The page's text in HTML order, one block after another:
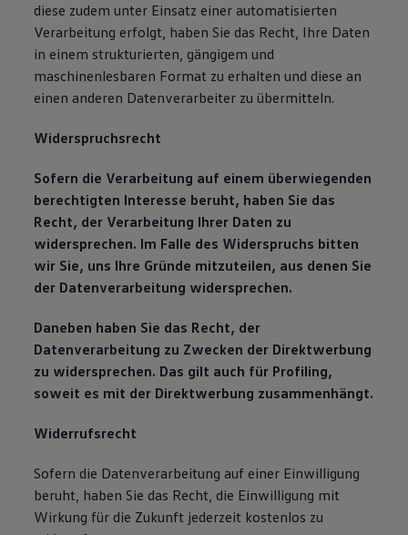
diese zudem unter Einsatz einer automatisierten
Verarbeitung erfolgt, haben Sie das Recht, Ihre Daten
in einem strukturierten, gängigem und
maschinenlesbaren Format zu erhalten und diese an
einen anderen Datenverarbeiter zu übermitteln.
Widerspruchsrecht
Sofern die Verarbeitung auf einem überwiegenden
berechtigten Interesse beruht, haben Sie das
Recht, der Verarbeitung Ihrer Daten zu
widersprechen. Im Falle des Widerspruchs bitten
wir Sie, uns Ihre Gründe mitzuteilen, aus denen Sie
der Datenverarbeitung widersprechen.
Daneben haben Sie das Recht, der
Datenverarbeitung zu Zwecken der Direktwerbung
zu widersprechen. Das gilt auch für Profiling,
soweit es mit der Direktwerbung zusammenhängt.
Widerrufsrecht
Sofern die Datenverarbeitung auf einer Einwilligung
beruht, haben Sie das Recht, die Einwilligung mit
Wirkung für die Zukunft jederzeit kostenlos zu